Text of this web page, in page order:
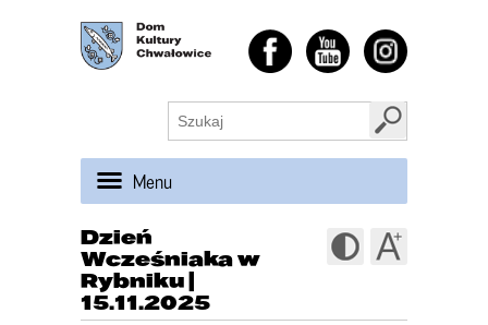
Menu
Dzień
Wcześniaka w
Rybniku |
15.11.2025